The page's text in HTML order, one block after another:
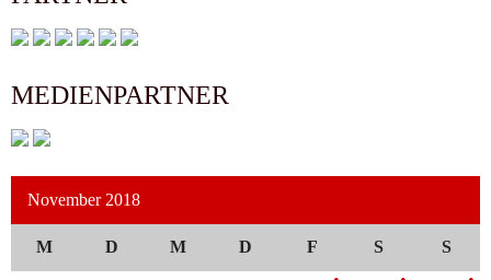
MEDIENPARTNER
November 2018
M D M D F S S